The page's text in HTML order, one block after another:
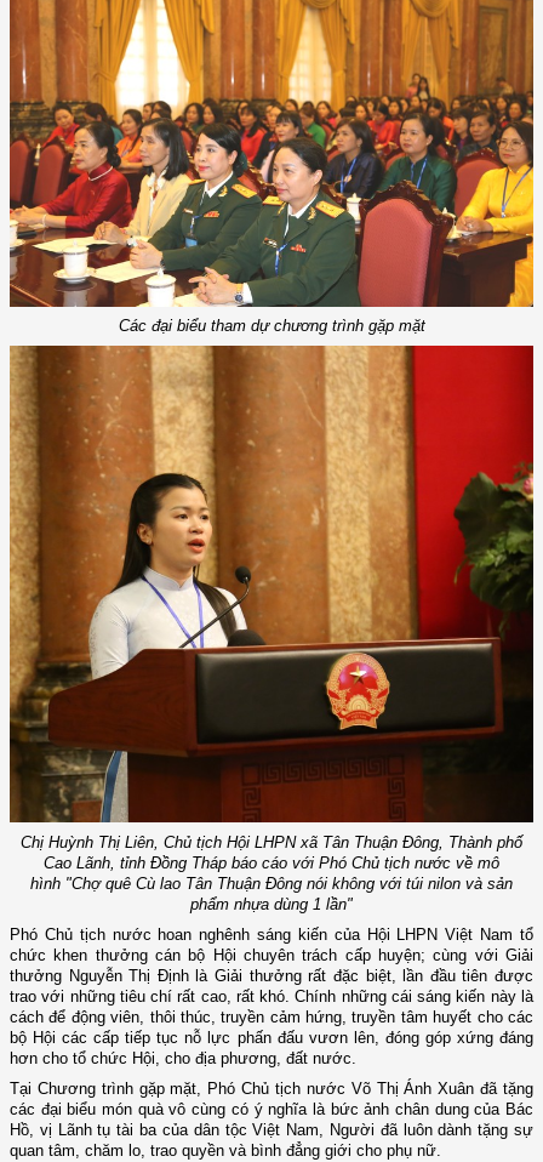
Các đại biểu tham dự chương trình gặp mặt
Chị Huỳnh Thị Liên, Chủ tịch Hội LHPN xã Tân Thuận Đông, Thành phố
Cao Lãnh, tỉnh Đồng Tháp báo cáo với Phó Chủ tịch nước về mô
hình "Chợ quê Cù lao Tân Thuận Đông nói không với túi nilon và sản
phẩm nhựa dùng 1 lần"
Phó Chủ tịch nước hoan nghênh sáng kiến của Hội LHPN Việt Nam tổ
chức khen thưởng cán bộ Hội chuyên trách cấp huyện; cùng với Giải
thưởng Nguyễn Thị Định là Giải thưởng rất đặc biệt, lần đầu tiên được
trao với những tiêu chí rất cao, rất khó. Chính những cái sáng kiến này là
cách để động viên, thôi thúc, truyền cảm hứng, truyền tâm huyết cho các
bộ Hội các cấp tiếp tục nỗ lực phấn đấu vươn lên, đóng góp xứng đáng
hơn cho tổ chức Hội, cho địa phương, đất nước.
Tại Chương trình gặp mặt, Phó Chủ tịch nước Võ Thị Ánh Xuân đã tặng
các đại biểu món quà vô cùng có ý nghĩa là bức ảnh chân dung của Bác
Hồ, vị Lãnh tụ tài ba của dân tộc Việt Nam, Người đã luôn dành tặng sự
quan tâm, chăm lo, trao quyền và bình đẳng giới cho phụ nữ.